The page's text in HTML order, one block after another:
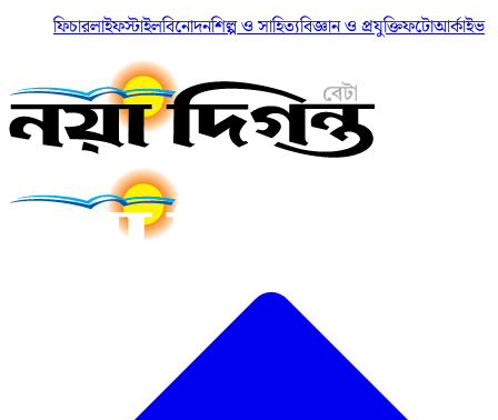
ফিচারলাইফস্টাইলবিনোদনশিল্প ও সাহিত্যবিজ্ঞান ও প্রযুক্তিফটোআর্কাইভ